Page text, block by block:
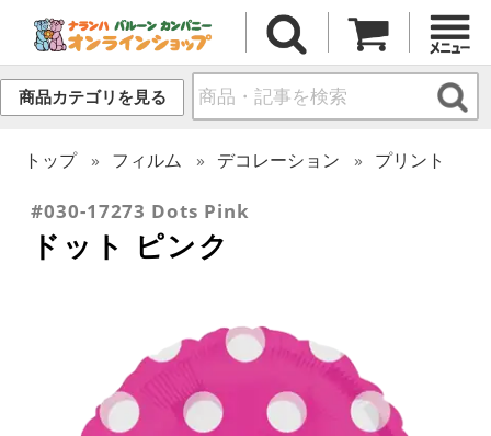
商品カテゴリを見る
トップ フィルム デコレーション プリント
#030-17273 Dots Pink
ドット ピンク